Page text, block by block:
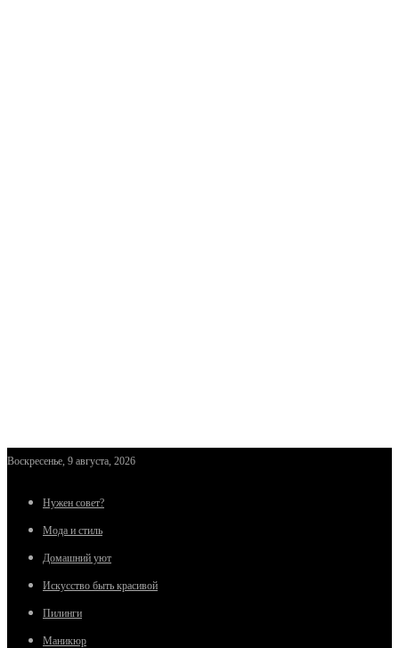
Воскресенье, 9 августа, 2026
Нужен совет?
Мода и стиль
Домашний уют
Искусство быть красивой
Пилинги
Маникюр